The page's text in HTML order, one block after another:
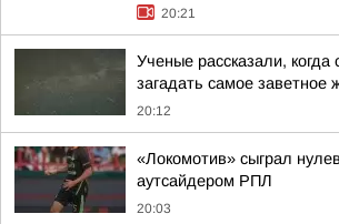
20:21
Ученые рассказали, когда
загадать самое заветное
20:12
«Локомотив» сыграл
аутсайдером РПЛ
20:03